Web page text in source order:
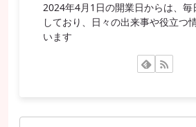
2024年4月1日の開業日からは、毎
しており、日々の出来事や役立つ
います